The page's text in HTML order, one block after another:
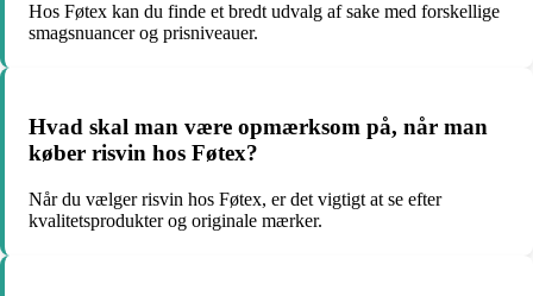
Hos Føtex kan du finde et bredt udvalg af sake med forskellige
smagsnuancer og prisniveauer.
Hvad skal man være opmærksom på, når man
køber risvin hos Føtex?
Når du vælger risvin hos Føtex, er det vigtigt at se efter
kvalitetsprodukter og originale mærker.